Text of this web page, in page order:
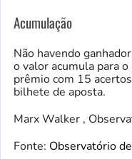
Acumulação
Não havendo
o valor acumula para
prêmio com 15
bilhete de aposta.
Marx Walker ,
Fonte: Observatório